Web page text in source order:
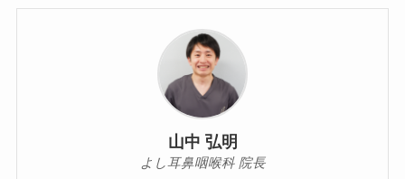
山中 弘明
よし耳鼻咽喉科 院長